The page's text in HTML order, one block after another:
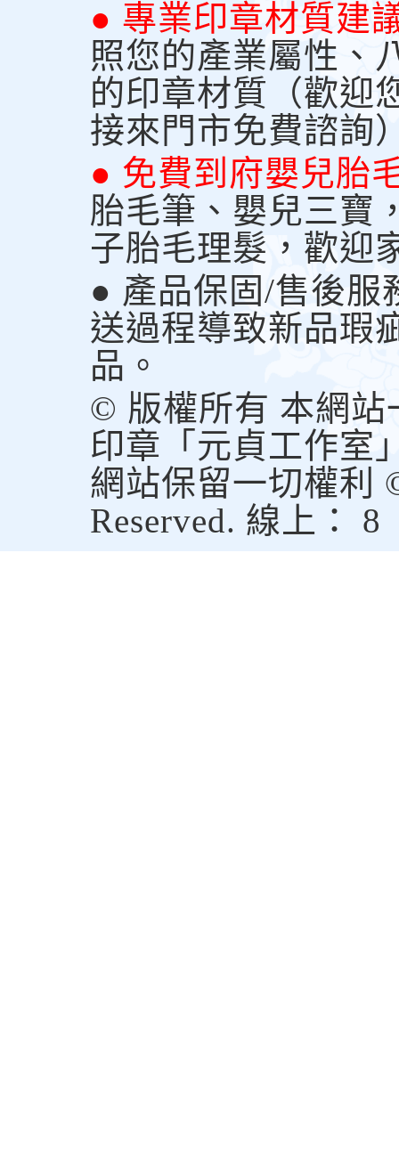
● 專業印章材質建
照您的產業屬性、
的印章材質（歡迎
接來門市免費諮詢
● 免費到府嬰兒胎
胎毛筆、嬰兒三寶
子胎毛理髮，歡迎
● 產品保固/售後服
送過程導致新品瑕
品。
© 版權所有 本網站
印章「元貞工作室
網站保留一切權利
Reserved. 線上： 8